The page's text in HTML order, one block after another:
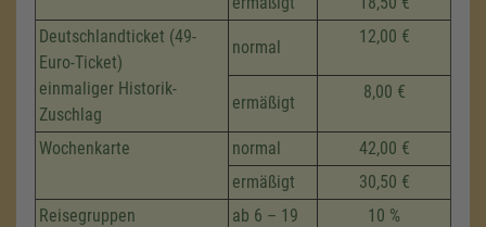
Deutschlandticket (49-
Euro-Ticket)
einmaliger Historik-
Zuschlag
normal
12,00 €
ermäßigt
8,00 €
Wochenkarte normal
42,00 €
ermäßigt
30,50 €
Reisegruppen
ab 6 – 19
10 %